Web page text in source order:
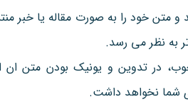
متن خود را به صورت مقاله یا خبر
به نظر می رسد.
در تدوین و یونیک بودن متن
شما نخواهد داشت.